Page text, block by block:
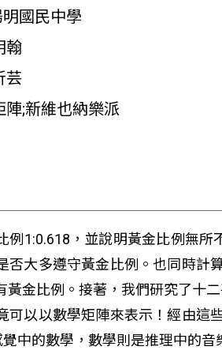
國民中學
翰
芸
陣;新維也納樂派
例1:0.618，並說明黃金比例無
否大多遵守黃金比例。也同時計
黃金比例。接著，我們研究了十
可以以數學矩陣來表示！經由
中的數學，數學則是推理中的音